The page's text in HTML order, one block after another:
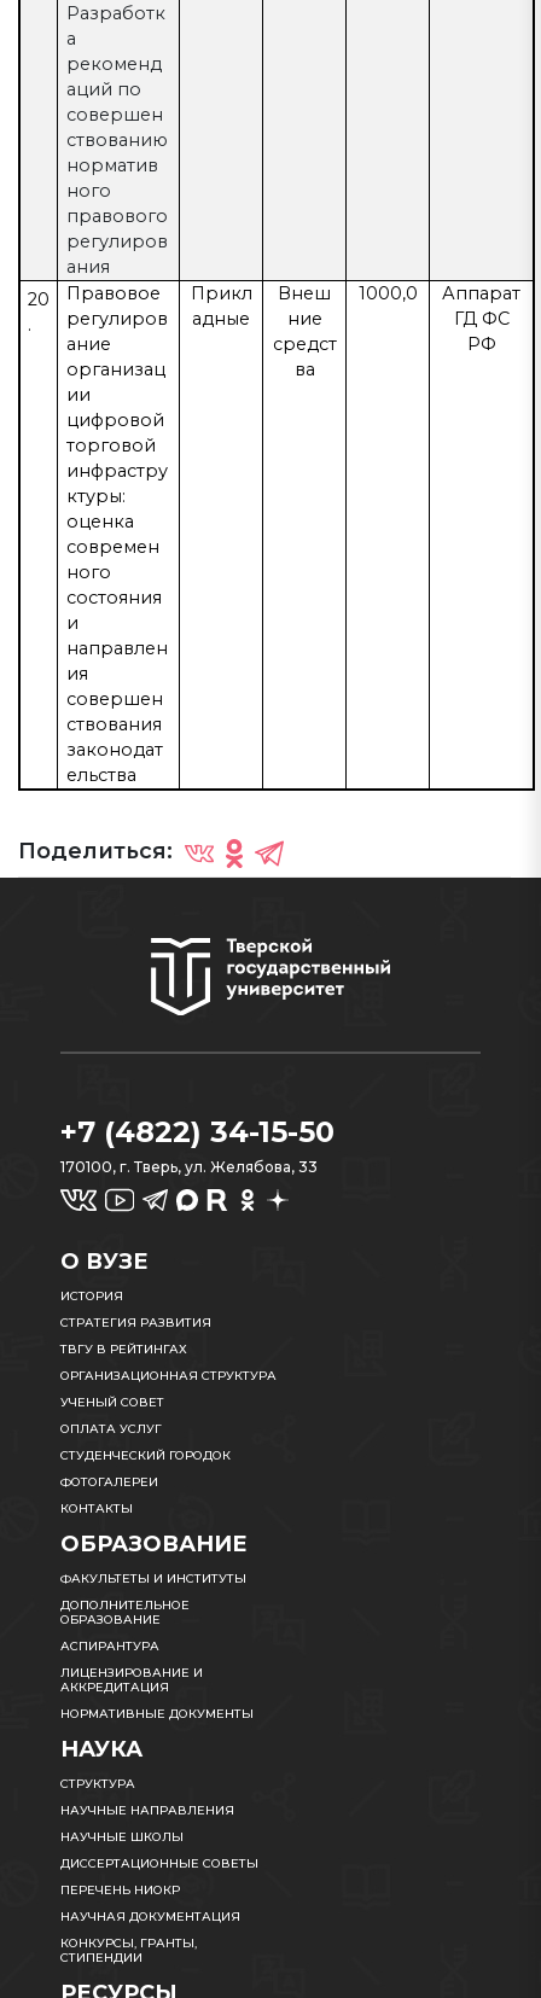
Разработк
а
рекоменд
аций по
совершен
ствованию
норматив
ного
правового
регулиров
ания
20
.
Правовое
регулиров
ание
организац
ии
цифровой
торговой
инфрастру
ктуры:
оценка
современ
ного
состояния
и
направлен
ия
совершен
ствования
законодат
ельства
Прикл
адные
Внеш
ние
средст
ва
1000,0
Аппарат
ГД ФС
РФ
Поделиться:
+7 (4822) 34-15-50
170100, г. Тверь, ул. Желябова, 33
О ВУЗЕ
ИСТОРИЯ
СТРАТЕГИЯ РАЗВИТИЯ
ТВГУ В РЕЙТИНГАХ
ОРГАНИЗАЦИОННАЯ СТРУКТУРА
УЧЕНЫЙ СОВЕТ
ОПЛАТА УСЛУГ
СТУДЕНЧЕСКИЙ ГОРОДОК
ФОТОГАЛЕРЕИ
КОНТАКТЫ
ОБРАЗОВАНИЕ
ФАКУЛЬТЕТЫ И ИНСТИТУТЫ
ДОПОЛНИТЕЛЬНОЕ
ОБРАЗОВАНИЕ
АСПИРАНТУРА
ЛИЦЕНЗИРОВАНИЕ И
АККРЕДИТАЦИЯ
НОРМАТИВНЫЕ ДОКУМЕНТЫ
НАУКА
СТРУКТУРА
НАУЧНЫЕ НАПРАВЛЕНИЯ
НАУЧНЫЕ ШКОЛЫ
ДИССЕРТАЦИОННЫЕ СОВЕТЫ
ПЕРЕЧЕНЬ НИОКР
НАУЧНАЯ ДОКУМЕНТАЦИЯ
КОНКУРСЫ, ГРАНТЫ,
СТИПЕНДИИ